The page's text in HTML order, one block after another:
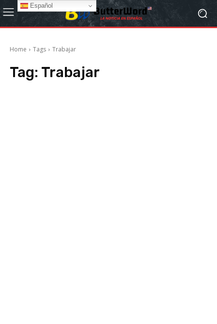
Home Tags Trabajar
Tag: Trabajar
Español